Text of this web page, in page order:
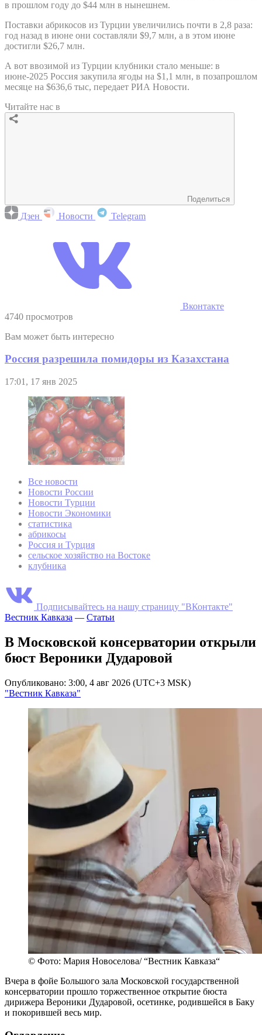
в прошлом году до $44 млн в нынешнем.
Поставки абрикосов из Турции увеличились почти в 2,8 раза:
год назад в июне они составляли $9,7 млн, а в этом июне
достигли $26,7 млн.
А вот ввозимой из Турции клубники стало меньше: в
июне-2025 Россия закупила ягоды на $1,1 млн, в позапрошлом
месяце на $636,6 тыс, передает РИА Новости.
Читайте нас в
Поделиться
Дзен Новости Telegram
Вконтакте
4740 просмотров
Вам может быть интересно
Россия разрешила помидоры из Казахстана
17:01, 17 янв 2025
Все новости
Новости России
Новости Турции
Новости Экономики
статистика
абрикосы
Россия и Турция
сельское хозяйство на Востоке
клубника
Подписывайтесь на нашу страницу "ВКонтакте"
Вестник Кавказа — Статьи
В Московской консерватории открыли
бюст Вероники Дударовой
Опубликовано: 3:00, 4 авг 2026 (UTC+3 MSK)
"Вестник Кавказа"
© Фото: Мария Новоселова/ “Вестник Кавказа“
Вчера в фойе Большого зала Московской государственной
консерватории прошло торжественное открытие бюста
дирижера Вероники Дударовой, осетинке, родившейся в Баку
и покорившей весь мир.